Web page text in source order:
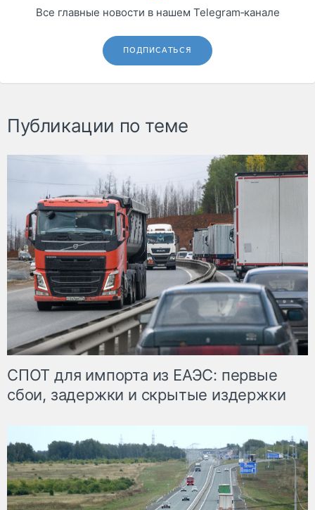
Все главные новости в нашем Telegram‑канале
ПОДПИСАТЬСЯ
Публикации по теме
СПОТ для импорта из ЕАЭС: первые
сбои, задержки и скрытые издержки